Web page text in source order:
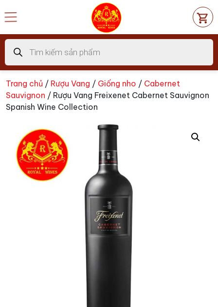
đến
dung
Tìm
kiếm
sản
phẩm
Trang chủ / Rượu Vang / Giống nho / Cabernet
Sauvignon / Rượu Vang Freixenet Cabernet Sauvignon
Spanish Wine Collection